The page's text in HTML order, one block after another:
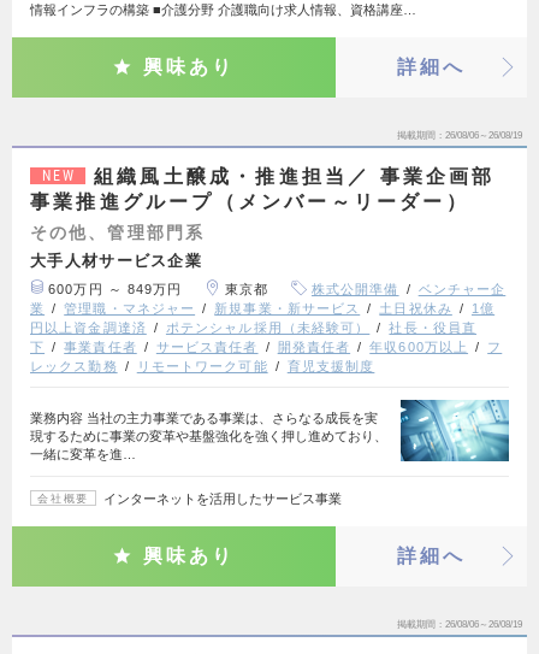
情報インフラの構築 ■介護分野 介護職向け求人情報、資格講座…
興味あり 詳細へ
掲載期間 26/08/06～26/08/19
NEW
組織風土醸成・推進担当／ 事業企画部
事業推進グループ（メンバー～リーダー）
その他、管理部門系
大手人材サービス企業
600万円 ～ 849万円 東京都 株式公開準備
ベンチャー企
業
管理職・マネジャー 新規事業・新サービス 土日祝休み
1億
円以上資金調達済
ポテンシャル採用（未経験可）
社長・役員直
下
事業責任者 サービス責任者 開発責任者 年収600万以上
フ
レックス勤務
リモートワーク可能 育児支援制度
業務内容 当社の主力事業である事業は、さらなる成長を実
現するために事業の変革や基盤強化を強く押し進めており、
一緒に変革を進…
会社概要 インターネットを活用したサービス事業
興味あり 詳細へ
掲載期間 26/08/06～26/08/19